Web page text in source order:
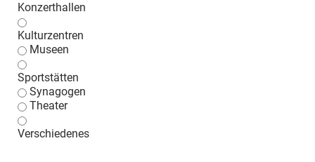
Konzerthallen
Kulturzentren
Museen
Sportstätten
Synagogen
Theater
Verschiedenes